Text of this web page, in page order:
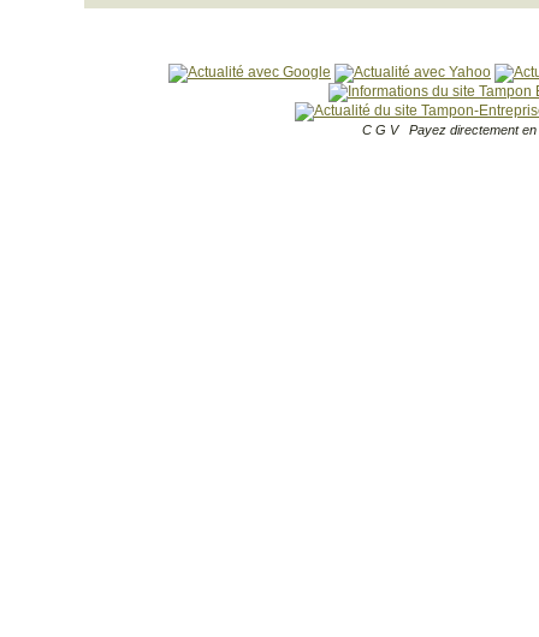
C G V Payez directement en